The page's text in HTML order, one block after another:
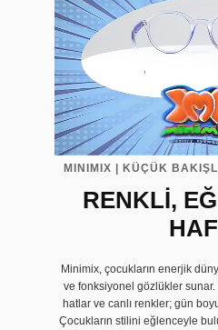
MINIMIX | KÜÇÜK
RENKLİ,
Minimix, çocukların enerjik
ve fonksiyonel gözlükler
hatlar ve canlı renkler; gün
Çocukların stilini eğlenceyle